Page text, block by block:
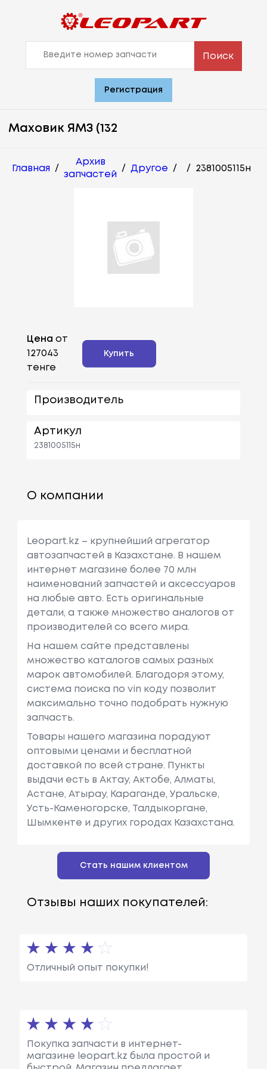
Поиск
Регистрация
Маховик ЯМЗ (132
Главная /
Архив
запчастей
/ Другое / / 2381005115н
Цена от
127043
тенге
Купить
Производитель
Артикул
2381005115н
О компании
Leopart.kz – крупнейший агрегатор
автозапчастей в Казахстане. В нашем
интернет магазине более 70 млн
наименований запчастей и аксессуаров
на любые авто. Есть оригинальные
детали, а также множество аналогов от
производителей со всего мира.
На нашем сайте представлены
множество каталогов самых разных
марок автомобилей. Благодоря этому,
система поиска по vin коду позволит
максимально точно подобрать нужную
запчасть.
Товары нашего магазина порадуют
оптовыми ценами и бесплатной
доставкой по всей стране. Пункты
выдачи есть в Актау, Актобе, Алматы,
Астане, Атырау, Караганде, Уральске,
Усть-Каменогорске, Талдыкоргане,
Шымкенте и других городах Казахстана.
Стать нашим клиентом
Отзывы наших покупателей:
Отличный опыт покупки!
Покупка запчасти в интернет-
магазине leopart.kz была простой и